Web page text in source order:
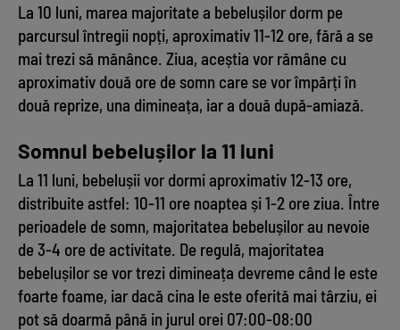
La 10 luni, marea majoritate a bebelușilor dorm pe
parcursul întregii nopți, aproximativ 11-12 ore, fără a se
mai trezi să mănânce. Ziua, aceștia vor rămâne cu
aproximativ două ore de somn care se vor împărți în
două reprize, una dimineața, iar a două după-amiază.
Somnul bebelușilor la 11 luni
La 11 luni, bebelușii vor dormi aproximativ 12-13 ore,
distribuite astfel: 10-11 ore noaptea și 1-2 ore ziua. Între
perioadele de somn, majoritatea bebelușilor au nevoie
de 3-4 ore de activitate. De regulă, majoritatea
bebelușilor se vor trezi dimineața devreme când le este
foarte foame, iar dacă cina le este oferită mai târziu, ei
pot să doarmă până in jurul orei 07:00-08:00